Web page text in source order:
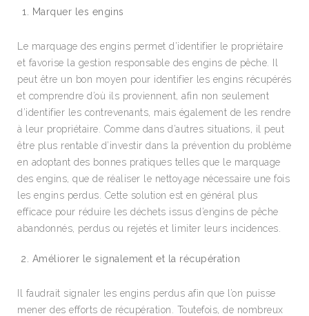
Marquer les engins
Le marquage des engins permet d’identifier le propriétaire
et favorise la gestion responsable des engins de pêche. Il
peut être un bon moyen pour identifier les engins récupérés
et comprendre d’où ils proviennent, afin non seulement
d’identifier les contrevenants, mais également de les rendre
à leur propriétaire. Comme dans d’autres situations, il peut
être plus rentable d’investir dans la prévention du problème
en adoptant des bonnes pratiques telles que le marquage
des engins, que de réaliser le nettoyage nécessaire une fois
les engins perdus. Cette solution est en général plus
efficace pour réduire les déchets issus d’engins de pêche
abandonnés, perdus ou rejetés et limiter leurs incidences.
Améliorer le signalement et la récupération
Il faudrait signaler les engins perdus afin que l’on puisse
mener des efforts de récupération. Toutefois, de nombreux